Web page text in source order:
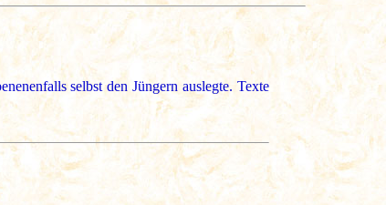
selbst den Jüngern auslegte. Texte